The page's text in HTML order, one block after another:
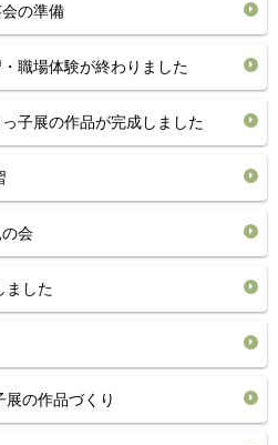
の準備
職場体験が終わりました
子展の作品が完成しました
会
した
の作品づくり